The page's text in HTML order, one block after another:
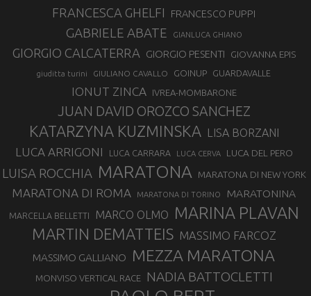
FRANCESCA GHELFI FRANCESCO PUPPI
GABRIELE ABATE GIANLUCA GHIANO
GIORGIO CALCATERRA GIORGIO PESENTI GIOVANNA EPIS
giuditta turini GIULIANO CAVALLO GOINUP GUARDAVALLE
IONUT ZINCA IVREA-MOMBARONE
JUAN DAVID OROZCO SANCHEZ
KATARZYNA KUZMINSKA LISA BORZANI
LUCA ARRIGONI LUCA CARRARA LUCA CERVA LUCA DEL PERO
LUISA ROCCHIA MARATONA MARATONA DI NEW YORK
MARATONA DI ROMA MARATONA DI TORINO MARATONINA
MARCELLA BELLETTI MARCO OLMO MARINA PLAVAN
MARTIN DEMATTEIS MASSIMO FARCOZ
MASSIMO GALLIANO MEZZA MARATONA
MONVISO VERTICAL RACE NADIA BATTOCLETTI